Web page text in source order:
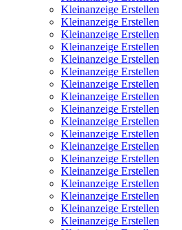
Kleinanzeige Erstellen
Kleinanzeige Erstellen
Kleinanzeige Erstellen
Kleinanzeige Erstellen
Kleinanzeige Erstellen
Kleinanzeige Erstellen
Kleinanzeige Erstellen
Kleinanzeige Erstellen
Kleinanzeige Erstellen
Kleinanzeige Erstellen
Kleinanzeige Erstellen
Kleinanzeige Erstellen
Kleinanzeige Erstellen
Kleinanzeige Erstellen
Kleinanzeige Erstellen
Kleinanzeige Erstellen
Kleinanzeige Erstellen
Kleinanzeige Erstellen